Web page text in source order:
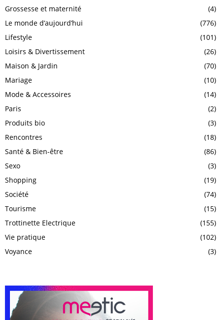
Grossesse et maternité
(4)
Le monde d’aujourd’hui
(776)
Lifestyle
(101)
Loisirs & Divertissement
(26)
Maison & Jardin
(70)
Mariage
(10)
Mode & Accessoires
(14)
Paris
(2)
Produits bio
(3)
Rencontres
(18)
Santé & Bien-être
(86)
Sexo
(3)
Shopping
(19)
Société
(74)
Tourisme
(15)
Trottinette Electrique
(155)
Vie pratique
(102)
Voyance
(3)